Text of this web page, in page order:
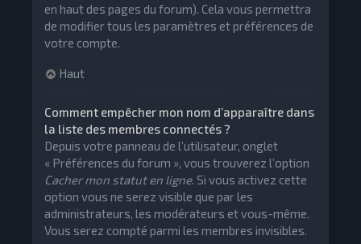
en haut des pages du forum). Cela vous permettra
de modifier tous les paramètres et préférences de
votre compte.
Haut
Comment empêcher mon nom d’apparaître dans
la liste des membres connectés ?
Depuis votre panneau de l’utilisateur, onglet
« Préférences du forum », vous trouverez l’option
Cacher mon statut en ligne. Si vous activez cette
option vous ne serez visible que par les
administrateurs, les modérateurs et vous-même.
Vous serez compté parmi les membres invisibles.